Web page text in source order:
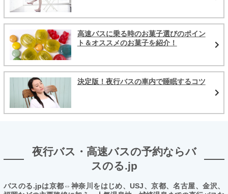
高速バスに乗る時のお菓子選びのポイン
ト＆オススメのお菓子を紹介！
決定版！夜行バスの車内で睡眠するコツ
夜行バス・高速バスの予約ならバ
スのる.jp
バスのる.jpは京都⇔神奈川をはじめ、USJ、京都、名古屋、金沢、